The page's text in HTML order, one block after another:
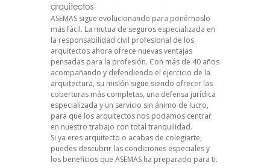
arquitectos
ASEMAS sigue evolucionando para ponérnoslo
más fácil. La mutua de seguros especializada en
la responsabilidad civil profesional de los
arquitectos ahora ofrece nuevas ventajas
pensadas para la profesión. Con más de 40 años
acompañando y defendiendo el ejercicio de la
arquitectura, su misión sigue siendo ofrecer las
coberturas más completas, una defensa jurídica
especializada y un servicio sin ánimo de lucro,
para que los arquitectos nos podamos centrar
en nuestro trabajo con total tranquilidad.
Si ya eres arquitecto o acabas de colegiarte,
puedes descubrir las condiciones especiales y
los beneficios que ASEMAS ha preparado para ti.